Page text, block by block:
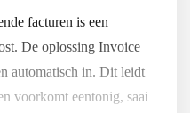
facturen is een
De oplossing Invoice
automatisch in. Dit leidt
voorkomt eentonig, saai